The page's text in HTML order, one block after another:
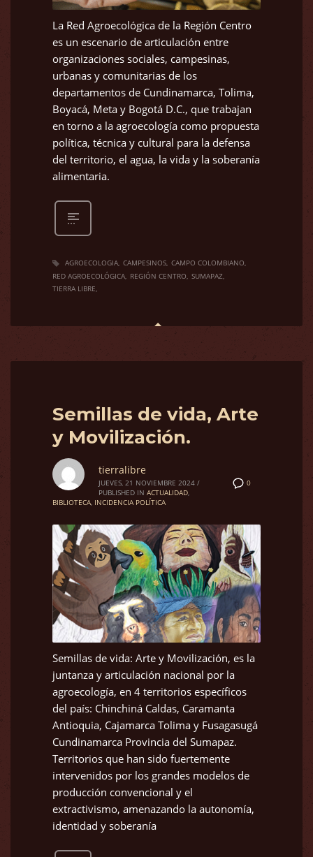
La Red Agroecológica de la Región Centro
es un escenario de articulación entre
organizaciones sociales, campesinas,
urbanas y comunitarias de los
departamentos de Cundinamarca, Tolima,
Boyacá, Meta y Bogotá D.C., que trabajan
en torno a la agroecología como propuesta
política, técnica y cultural para la defensa
del territorio, el agua, la vida y la soberanía
alimentaria.
AGROECOLOGIA CAMPESINOS CAMPO COLOMBIANO
RED AGROECOLÓGICA REGIÓN CENTRO SUMAPAZ
TIERRA LIBRE
Semillas de vida, Arte
y Movilización.
0
tierralibre
JUEVES, 21 NOVIEMBRE 2024 /
PUBLISHED IN ACTUALIDAD,
BIBLIOTECA, INCIDENCIA POLÍTICA
Semillas de vida: Arte y Movilización, es la
juntanza y articulación nacional por la
agroecología, en 4 territorios específicos
del país: Chinchiná Caldas, Caramanta
Antioquia, Cajamarca Tolima y Fusagasugá
Cundinamarca Provincia del Sumapaz.
Territorios que han sido fuertemente
intervenidos por los grandes modelos de
producción convencional y el
extractivismo, amenazando la autonomía,
identidad y soberanía